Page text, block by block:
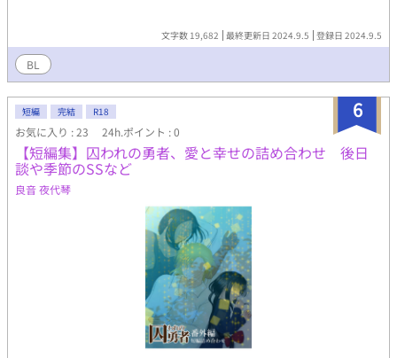
文字数 19,682 最終更新日 2024.9.5 登録日 2024.9.5
BL
6
短編 完結 R18
お気に入り : 23 24h.ポイント : 0
【短編集】囚われの勇者、愛と幸せの詰め合わせ 後日
談や季節のSSなど
良音 夜代琴